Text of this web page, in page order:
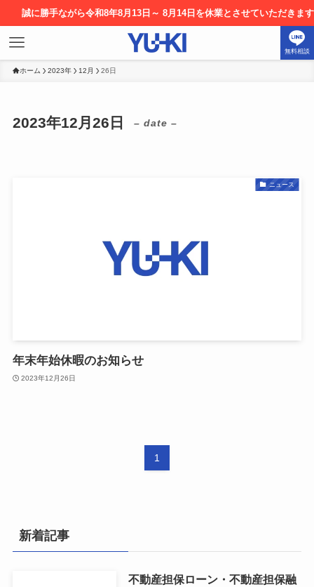
手ながら令和8年8月13日～ 8月14日を休業とさせていただきます。お申
無料相談
ホーム 2023年 12月 26日
2023年12月26日 – date –
ニュース
年末年始休暇のお知らせ
2023年12月26日
1
新着記事
不動産担保ローン・不動産担保融